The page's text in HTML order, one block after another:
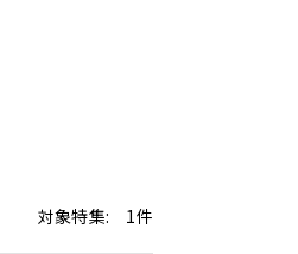
対象特集: 1件